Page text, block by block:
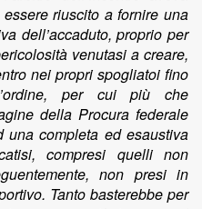
riuscito a fornire una
dell’accaduto, proprio per
venutasi a creare,
nei propri spogliatoi fino
per cui più che
della Procura federale
completa ed esaustiva
compresi quelli non
non presi in
Tanto basterebbe per